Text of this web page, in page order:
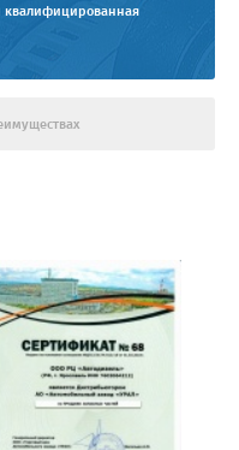
квалифицированная